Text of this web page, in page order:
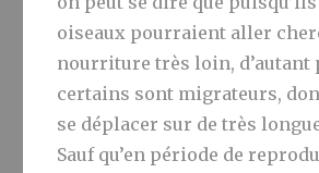
oiseaux pourraient aller
nourriture très loin, d’autant
certains sont migrateurs,
se déplacer sur de très
Sauf qu’en période de